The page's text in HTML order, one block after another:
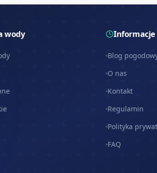
wody Informacje
Blog
O nas
Kontakt
Regulamin
Polityka
FAQ